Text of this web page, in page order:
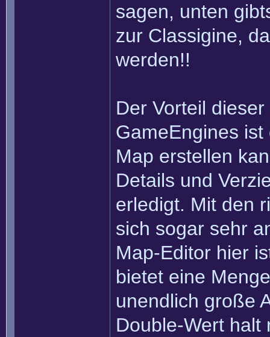
sagen, unten
zur Classigine,
werden!!
Der Vorteil
GameEngines
Map erstellen
Details und
erledigt. Mit den
sich sogar sehr
Map-Editor hier
bietet eine
unendlich große
Double-Wert